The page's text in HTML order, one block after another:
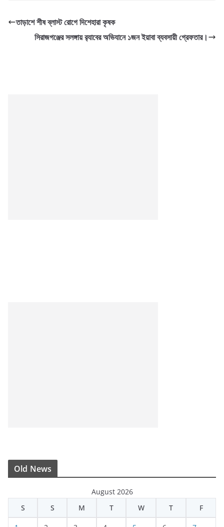
তাড়াশে শীষ ব্লাস্ট রোগে দিশেহারা কৃষক
সিরাজগঞ্জের সলঙ্গায় র‌্যাবের অভিযানে ১জন ইয়াবা ব্যবসায়ী গ্রেফতার।
Old News
August 2026
S
S M T W T F